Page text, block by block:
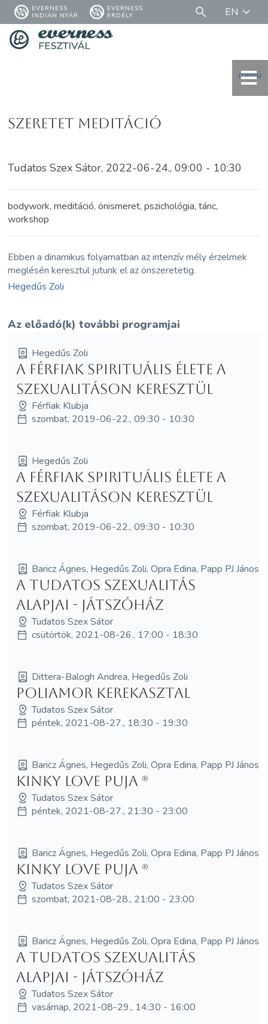
EVERNESS
INDIÁN NYÁR
EVERNESS
ERDÉLY
EN
menü
Szeretet meditáció
Tudatos Szex Sátor, 2022-06-24., 09:00 - 10:30
bodywork, meditáció, önismeret, pszichológia, tánc,
workshop
Ebben a dinamikus folyamatban az intenzív mély érzelmek
meglésén keresztül jutunk el az önszeretetig.
Hegedűs Zoli
Az előadó(k) további programjai
Hegedűs Zoli
A férfiak spirituális élete a
szexualitáson keresztül
Férfiak Klubja
szombat, 2019-06-22., 09:30 - 10:30
Hegedűs Zoli
A férfiak spirituális élete a
szexualitáson keresztül
Férfiak Klubja
szombat, 2019-06-22., 09:30 - 10:30
Baricz Ágnes, Hegedűs Zoli, Opra Edina, Papp PJ János
A tudatos szexualitás
alapjai - Játszóház
Tudatos Szex Sátor
csütörtök, 2021-08-26., 17:00 - 18:30
Dittera-Balogh Andrea, Hegedűs Zoli
Poliamor kerekasztal
Tudatos Szex Sátor
péntek, 2021-08-27., 18:30 - 19:30
Baricz Ágnes, Hegedűs Zoli, Opra Edina, Papp PJ János
Kinky love puja (R)
Tudatos Szex Sátor
péntek, 2021-08-27., 21:30 - 23:00
Baricz Ágnes, Hegedűs Zoli, Opra Edina, Papp PJ János
Kinky love puja (R)
Tudatos Szex Sátor
szombat, 2021-08-28., 21:00 - 23:00
Baricz Ágnes, Hegedűs Zoli, Opra Edina, Papp PJ János
A tudatos szexualitás
alapjai - Játszóház
Tudatos Szex Sátor
vasárnap, 2021-08-29., 14:30 - 16:00